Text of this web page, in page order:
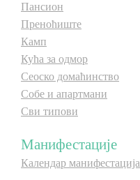
Пансион
Преноћиште
Камп
Кућа за одмор
Сеоско домаћинство
Собе и апартмани
Сви типови
Манифестације
Календар манифестација